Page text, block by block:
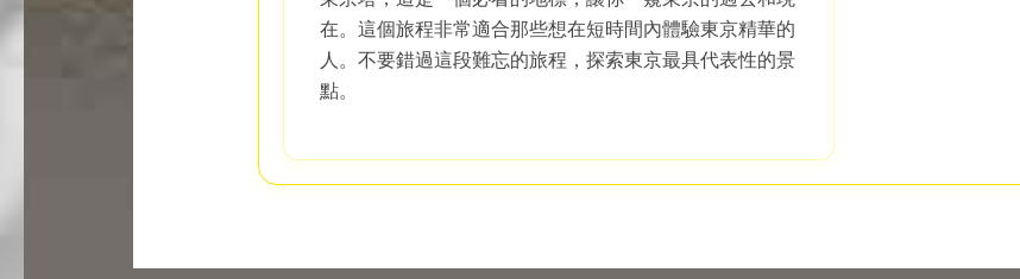
在。這個旅程非常適合那些想在短時間內體驗東京精華的
人。不要錯過這段難忘的旅程，探索東京最具代表性的景
點。